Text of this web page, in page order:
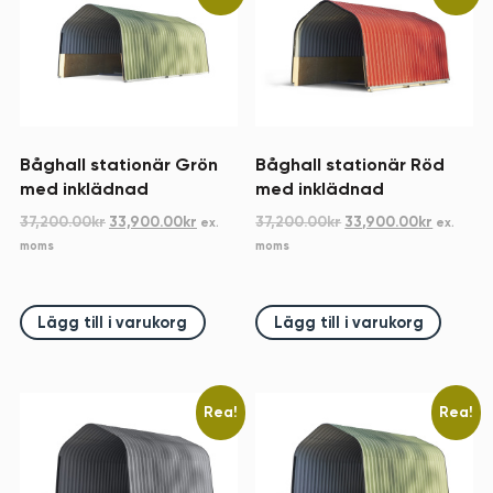
Båghall stationär Grön
med inklädnad
37,200.00kr Det
37,200.00kr.
33,900.00kr Det
nuvarande
33,900.00kr.
ex.
moms
Lägg till i varukorg
Båghall stationär Röd
med inklädnad
37,200.00kr Det
37,200.00kr.
33,900.00kr Det
ex.
moms
Lägg till i varukorg
Rea! Rea!